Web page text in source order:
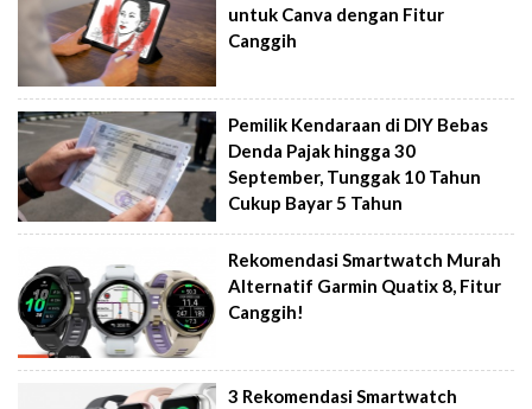
untuk Canva dengan Fitur
Canggih
Pemilik Kendaraan di DIY Bebas
Denda Pajak hingga 30
September, Tunggak 10 Tahun
Cukup Bayar 5 Tahun
Rekomendasi Smartwatch Murah
Alternatif Garmin Quatix 8, Fitur
Canggih!
3 Rekomendasi Smartwatch